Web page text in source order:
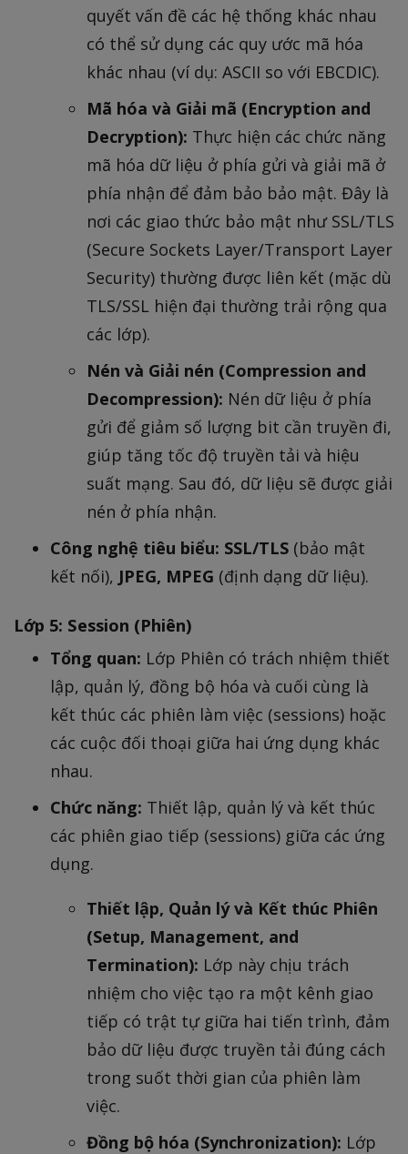
quyết vấn đề các hệ thống khác nhau
có thể sử dụng các quy ước mã hóa
khác nhau (ví dụ: ASCII so với EBCDIC).
Mã hóa và Giải mã (Encryption and
Decryption): Thực hiện các chức năng
mã hóa dữ liệu ở phía gửi và giải mã ở
phía nhận để đảm bảo bảo mật. Đây là
nơi các giao thức bảo mật như SSL/TLS
(Secure Sockets Layer/Transport Layer
Security) thường được liên kết (mặc dù
TLS/SSL hiện đại thường trải rộng qua
các lớp).
Nén và Giải nén (Compression and
Decompression): Nén dữ liệu ở phía
gửi để giảm số lượng bit cần truyền đi,
giúp tăng tốc độ truyền tải và hiệu
suất mạng. Sau đó, dữ liệu sẽ được giải
nén ở phía nhận.
Công nghệ tiêu biểu: SSL/TLS (bảo mật
kết nối), JPEG, MPEG (định dạng dữ liệu).
Lớp 5: Session (Phiên)
Tổng quan: Lớp Phiên có trách nhiệm thiết
lập, quản lý, đồng bộ hóa và cuối cùng là
kết thúc các phiên làm việc (sessions) hoặc
các cuộc đối thoại giữa hai ứng dụng khác
nhau.
Chức năng: Thiết lập, quản lý và kết thúc
các phiên giao tiếp (sessions) giữa các ứng
dụng.
Thiết lập, Quản lý và Kết thúc Phiên
(Setup, Management, and
Termination): Lớp này chịu trách
nhiệm cho việc tạo ra một kênh giao
tiếp có trật tự giữa hai tiến trình, đảm
bảo dữ liệu được truyền tải đúng cách
trong suốt thời gian của phiên làm
việc.
Đồng bộ hóa (Synchronization): Lớp